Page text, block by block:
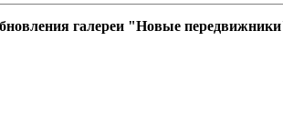
галереи "Новые